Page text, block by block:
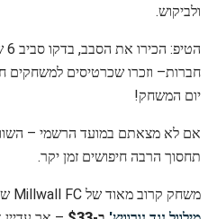
ולביקוש.
חברות– וזכרו שכרטיסים למשחקים
יום המשחק!
אם לא מצאתם במועד הרשמי –
תחסוך הרבה חיפושים זמן יקר.
משחק קרוב מאוד של Millwall FC שנמצא כרגע בביקוש גבוה הוא